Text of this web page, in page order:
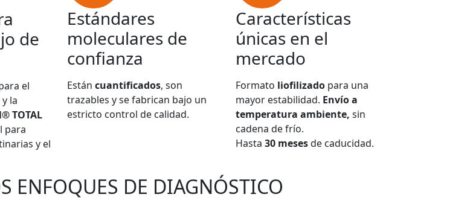
de
el
la
TOTAL
para
y el
Estándares
moleculares de
confianza
Están cuantificados, son
trazables y se fabrican bajo un
estricto control de calidad.
Características
únicas en el
mercado
Formato liofilizado para una
mayor estabilidad. Envío a
temperatura ambiente, sin
cadena de frío.
Hasta 30 mesesde caducidad.
ENFOQUES DE DIAGNÓSTICO